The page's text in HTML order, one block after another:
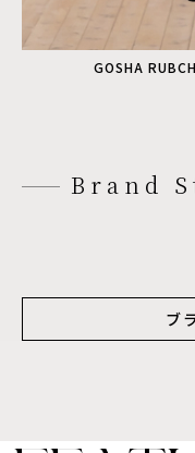
GOSHA
Brand
ブ